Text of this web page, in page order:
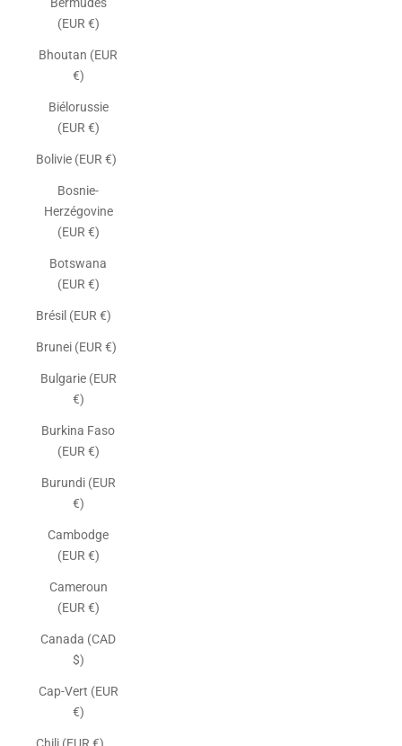
(EUR €)
Bhoutan (EUR
€)
Biélorussie
(EUR €)
Bolivie (EUR €)
Bosnie-
Herzégovine
(EUR €)
Botswana
(EUR €)
Brésil (EUR €)
Brunei (EUR €)
Bulgarie (EUR
€)
Burkina Faso
(EUR €)
Burundi (EUR
€)
Cambodge
(EUR €)
Cameroun
(EUR €)
Canada (CAD
$)
Cap-Vert (EUR
€)